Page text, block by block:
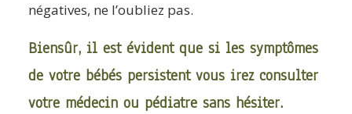
négatives, ne l’oubliez pas.
Biensûr, il est évident que si les symptômes
de votre bébés persistent vous irez consulter
votre médecin ou pédiatre sans hésiter.